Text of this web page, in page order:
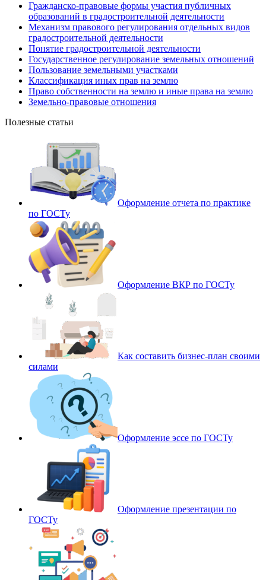
Гражданско-правовые формы участия публичных
образований в градостроительной деятельности
Механизм правового регулирования отдельных видов
градостроительной деятельности
Понятие градостроительной деятельности
Государственное регулирование земельных отношений
Пользование земельными участками
Классификация иных прав на землю
Право собственности на землю и иные права на землю
Земельно-правовые отношения
Полезные статьи
Оформление отчета по практике
по ГОСТу
Оформление ВКР по ГОСТу
Как составить бизнес-план своими
силами
Оформление эссе по ГОСТу
Оформление презентации по
ГОСТу